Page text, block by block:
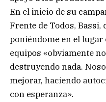
En el inicio de su
Frente de Todos, Bassi,
poniéndome en el lugar
equipos «obviamente
destruyendo nada.
mejorar, haciendo
con esperanza».